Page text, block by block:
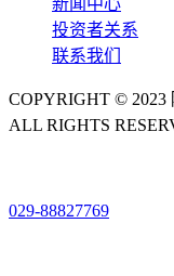
投资者关系
联系我们
COPYRIGHT ©
ALL RIGHTS
029-88827769